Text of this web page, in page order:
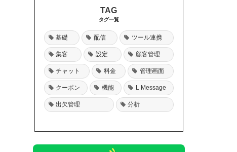
タグ一覧
基礎 配信 ツール連携
集客 設定 顧客管理
チャット 料金 管理画面
クーポン 機能 L Message
出欠管理 分析